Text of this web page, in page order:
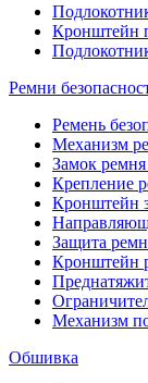
Кронштейн
Ремни
Ремень
Механизм
Замок ремня
Крепление
Кронштейн
Защита
Кронштейн
Механизм
Обшивка